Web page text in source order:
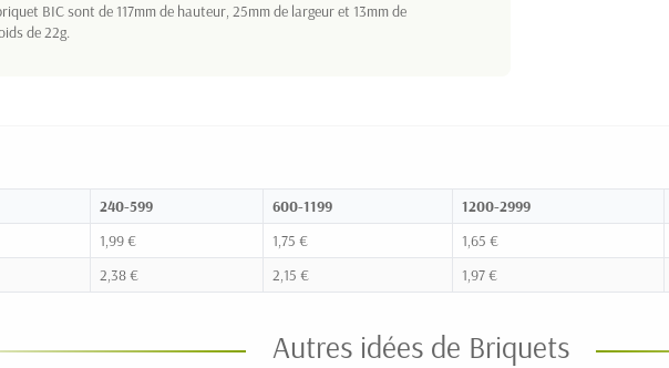
BIC sont de 117mm de hauteur, 25mm de largeur et 13mm de
de 22g.
240-599 600-1199 1200-2999
1,99 € 1,75 € 1,65 €
2,38 € 2,15 € 1,97 €
Autres idées de Briquets